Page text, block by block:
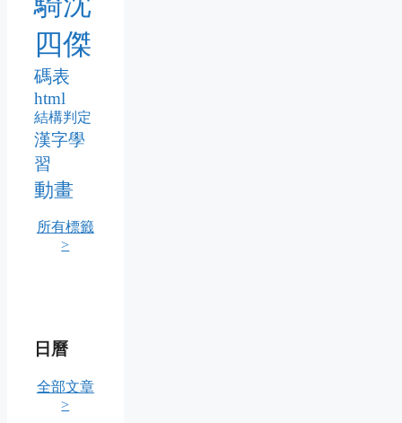
四傑
碼表
html
結構判定
漢字學
習
動畫
所有標籤
>
日曆
全部文章
>